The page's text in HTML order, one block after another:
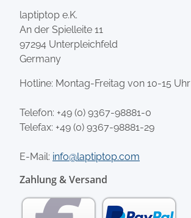
laptiptop e.K.
An der Spielleite 11
97294 Unterpleichfeld
Germany
Hotline: Montag-Freitag von 10-15 Uhr
Telefon: +49 (0) 9367-98881-0
Telefax: +49 (0) 9367-98881-29
E-Mail: info@laptiptop.com
Zahlung & Versand